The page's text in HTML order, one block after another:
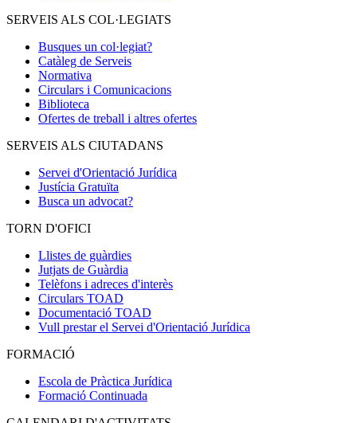
SERVEIS ALS COL·LEGIATS
Busques un col·legiat?
Catàleg de Serveis
Normativa
Circulars i Comunicacions
Biblioteca
Ofertes de treball i altres ofertes
SERVEIS ALS CIUTADANS
Servei d'Orientació Jurídica
Justícia Gratuïta
Busca un advocat?
TORN D'OFICI
Llistes de guàrdies
Jutjats de Guàrdia
Telèfons i adreces d'interès
Circulars TOAD
Documentació TOAD
Vull prestar el Servei d'Orientació Jurídica
FORMACIÓ
Escola de Pràctica Jurídica
Formació Continuada